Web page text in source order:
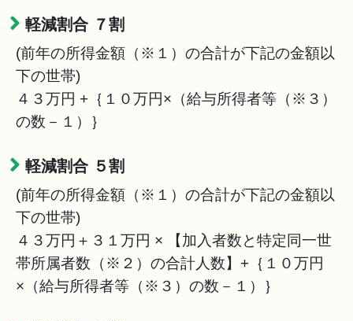
軽減割合 ７割
(前年の所得金額（※１）の合計が下記の金額以
下の世帯)
４３万円 +｛１０万円×（給与所得者等（※３）
の数－１）｝
軽減割合 ５割
(前年の所得金額（※１）の合計が下記の金額以
下の世帯)
４３万円＋３１万円 × 【加入者数と特定同一世
帯所属者数（※２）の合計人数】+｛１０万円
×（給与所得者等（※３）の数－１）｝